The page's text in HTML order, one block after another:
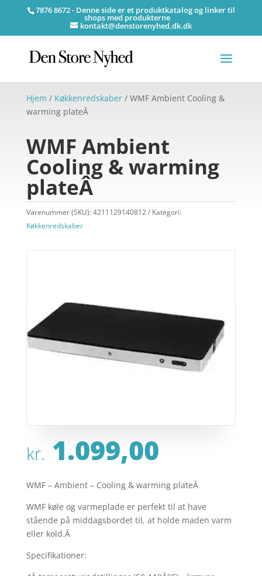
7876 8672 - Denne side er et produktkatalog og linker til
shops med produkterne
kontakt@denstorenyhed.dk.dk
Hjem / Køkkenredskaber/ WMF Ambient Cooling &
warming plateÂ
WMF Ambient
Cooling & warming
plateÂ
Varenummer (SKU):4211129140812
Kategori:
Køkkenredskaber
kr. 1.099,00
WMF – Ambient – Cooling & warming plateÂ
WMF køle og varmeplade er perfekt til at have
stående på middagsbordet til, at holde maden varm
eller kold.Â
Specifikationer: